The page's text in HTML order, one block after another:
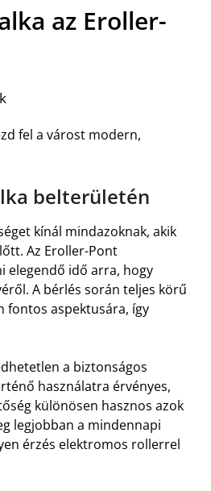
az Eroller-
fel a várost modern,
belterületén
kínál mindazoknak, akik
Az Eroller-Pont
elegendő idő arra, hogy
A bérlés során teljes körű
fontos aspektusára, így
a biztonságos
használatra érvényes,
különösen hasznos azok
legjobban a mindennapi
érzés elektromos rollerrel